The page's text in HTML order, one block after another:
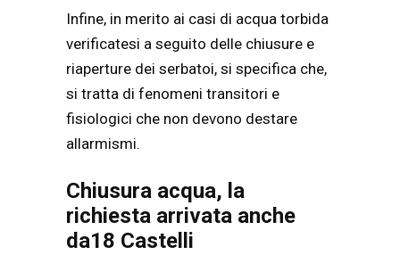
Infine, in merito ai casi di acqua torbida
verificatesi a seguito delle chiusure e
riaperture dei serbatoi, si specifica che,
si tratta di fenomeni transitori e
fisiologici che non devono destare
allarmismi.
Chiusura acqua, la
richiesta arrivata anche
da18 Castelli